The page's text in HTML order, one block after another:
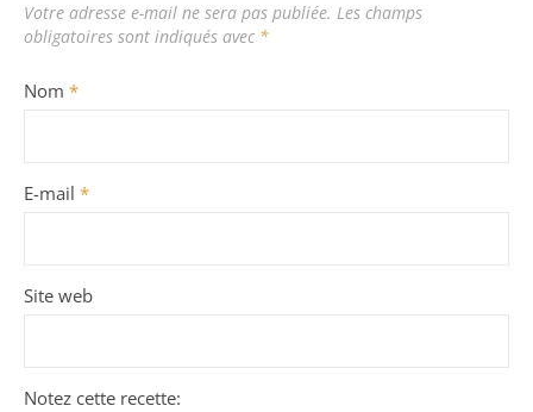
Votre adresse e-mail ne sera pas publiée. Les champs
obligatoires sont indiqués avec *
Nom *
E-mail *
Site web
Notez cette recette: